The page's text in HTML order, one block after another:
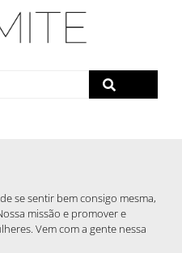
se sentir bem consigo mesma,
missão e promover e
Vem com a gente nessa